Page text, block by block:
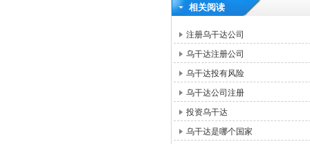
相关阅读
注册乌干达公司
乌干达注册公司
乌干达投有风险
乌干达公司注册
投资乌干达
乌干达是哪个国家